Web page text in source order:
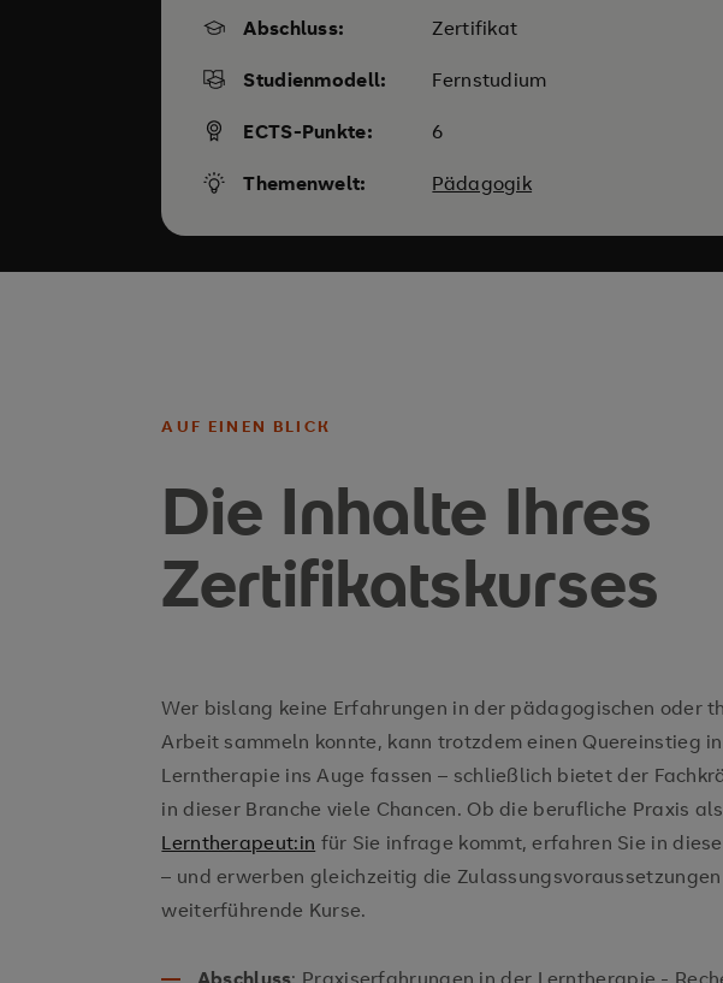
Abschluss: Zertifikat
Studienmodell:
Fernstudium
ECTS-Punkte:
6
Themenwelt:
Pädagogik
AUF EINEN BLICK
Die Inhalte Ihres
Zertifikatskurses
Wer bislang keine Erfahrungen in der pädagogischen oder
Arbeit sammeln konnte, kann trotzdem einen Quereinstieg
Lerntherapie ins Auge fassen – schließlich bietet der
in dieser Branche viele Chancen. Ob die berufliche Praxis als
Lerntherapeut:in für Sie infrage kommt, erfahren Sie in
– und erwerben gleichzeitig die
weiterführende Kurse.